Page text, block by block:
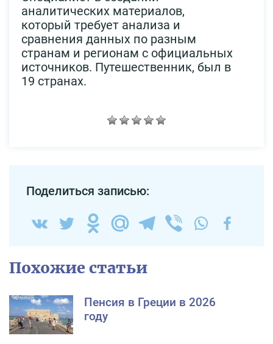
аналитических материалов,
который требует анализа и
сравнения данных по разным
странам и регионам с официальных
источников. Путешественник, был в
19 странах.
Поделиться записью:
Похожие статьи
Пенсия в Греции в 2026
году